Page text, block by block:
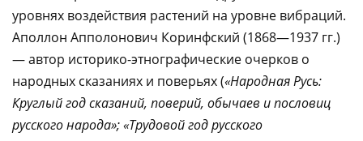
уровнях воздействия растений на уровне вибраций.
Аполлон Апполонович Коринфский (1868—1937 гг.)
— автор историко-этнографические очерков о
народных сказаниях и поверьях («Народная Русь:
Круглый год сказаний, поверий, обычаев и пословиц
русского народа»; «Трудовой год русского